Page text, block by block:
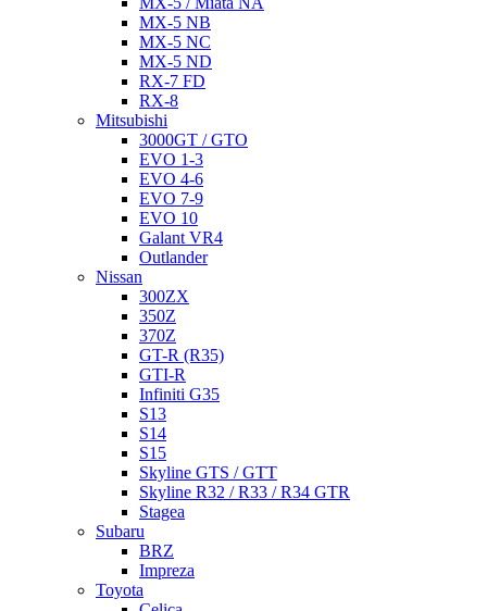
MX-5 NB
MX-5 NC
MX-5 ND
RX-7 FD
RX-8
Mitsubishi
3000GT / GTO
EVO 1-3
EVO 4-6
EVO 7-9
EVO 10
Galant VR4
Outlander
Nissan
300ZX
350Z
370Z
GT-R (R35)
GTI-R
Infiniti G35
S13
S14
S15
Skyline GTS / GTT
Skyline R32 / R33 / R34 GTR
Stagea
Subaru
BRZ
Impreza
Toyota